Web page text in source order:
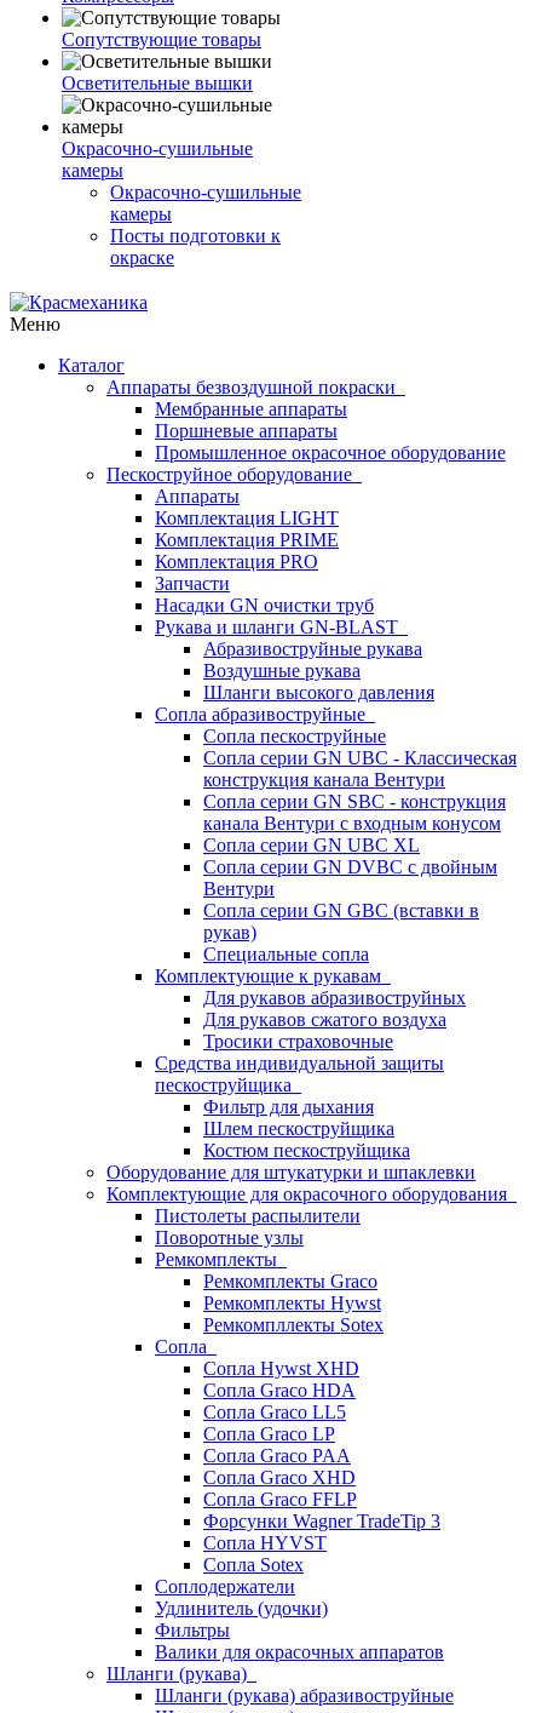
Сопутствующие товары
Осветительные вышки
Окрасочно-сушильные
камеры
Окрасочно-сушильные
камеры
Посты подготовки к
окраске
Меню
Каталог
Аппараты безвоздушной покраски
Мембранные аппараты
Поршневые аппараты
Промышленное окрасочное оборудование
Пескоструйное оборудование
Аппараты
Комплектация LIGHT
Комплектация PRIME
Комплектация PRO
Запчасти
Насадки GN очистки труб
Рукава и шланги GN-BLAST
Абразивоструйные рукава
Воздушные рукава
Шланги высокого давления
Сопла абразивоструйные
Сопла пескоструйные
Сопла серии GN UBC - Классическая
конструкция канала Вентури
Сопла серии GN SBC - конструкция
канала Вентури c входным конусом
Сопла серии GN UBC XL
Сопла серии GN DVBC с двойным
Вентури
Сопла серии GN GBC (вставки в
рукав)
Специальные сопла
Комплектующие к рукавам
Для рукавов абразивоструйных
Для рукавов сжатого воздуха
Тросики страховочные
Средства индивидуальной защиты
пескоструйщика
Фильтр для дыхания
Шлем пескоструйщика
Костюм пескоструйщика
Оборудование для штукатурки и шпаклевки
Комплектующие для окрасочного оборудования
Пистолеты распылители
Поворотные узлы
Ремкомплекты
Ремкомплекты Graco
Ремкомплекты Hywst
Ремкомпллекты Sotex
Сопла
Сопла Hywst XHD
Сопла Graco HDA
Сопла Graco LL5
Сопла Graco LP
Сопла Graco PAA
Сопла Graco XHD
Сопла Graco FFLP
Форсунки Wagner TradeTip 3
Сопла HYVST
Сопла Sotex
Соплодержатели
Удлинитель (удочки)
Фильтры
Валики для окрасочных аппаратов
Шланги (рукава)
Шланги (рукава) абразивоструйные